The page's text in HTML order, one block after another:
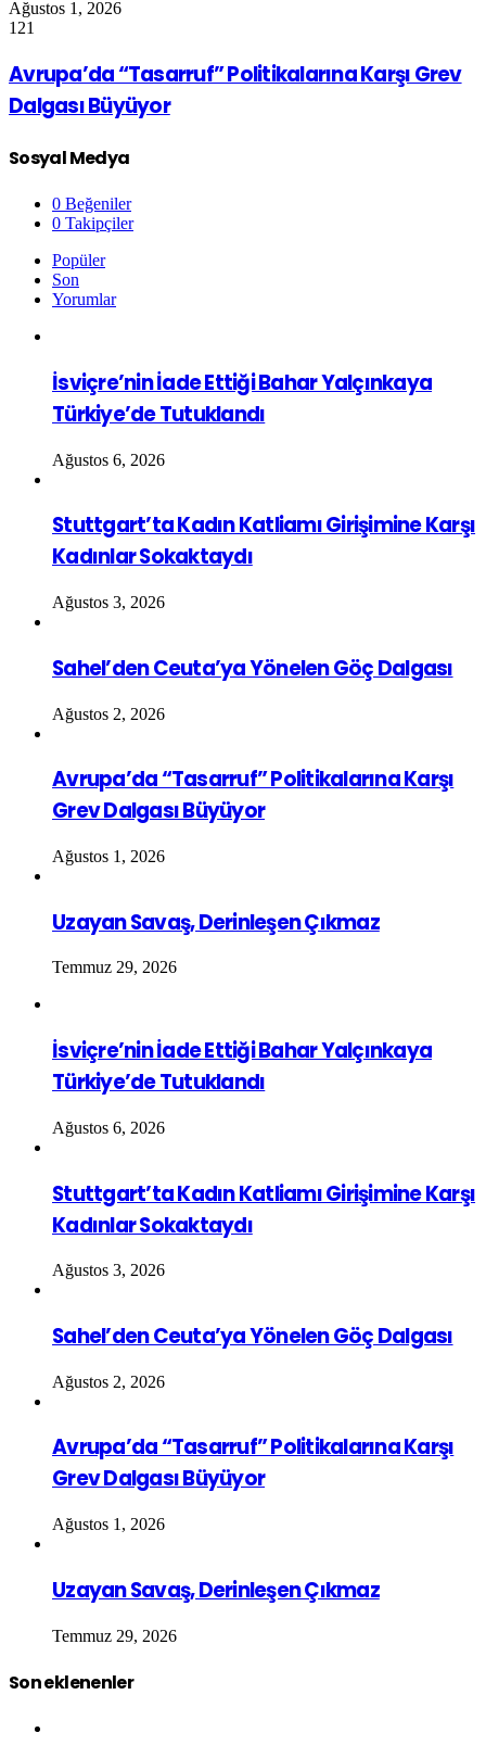
Ağustos 1, 2026
121
Avrupa’da “Tasarruf” Politikalarına Karşı Grev
Dalgası Büyüyor
Sosyal Medya
0 Beğeniler
0 Takipçiler
Popüler
Son
Yorumlar
İsviçre’nin İade Ettiği Bahar Yalçınkaya
Türkiye’de Tutuklandı
Ağustos 6, 2026
Stuttgart’ta Kadın Katliamı Girişimine Karşı
Kadınlar Sokaktaydı
Ağustos 3, 2026
Sahel’den Ceuta’ya Yönelen Göç Dalgası
Ağustos 2, 2026
Avrupa’da “Tasarruf” Politikalarına Karşı
Grev Dalgası Büyüyor
Ağustos 1, 2026
Uzayan Savaş, Derinleşen Çıkmaz
Temmuz 29, 2026
İsviçre’nin İade Ettiği Bahar Yalçınkaya
Türkiye’de Tutuklandı
Ağustos 6, 2026
Stuttgart’ta Kadın Katliamı Girişimine Karşı
Kadınlar Sokaktaydı
Ağustos 3, 2026
Sahel’den Ceuta’ya Yönelen Göç Dalgası
Ağustos 2, 2026
Avrupa’da “Tasarruf” Politikalarına Karşı
Grev Dalgası Büyüyor
Ağustos 1, 2026
Uzayan Savaş, Derinleşen Çıkmaz
Temmuz 29, 2026
Son eklenenler